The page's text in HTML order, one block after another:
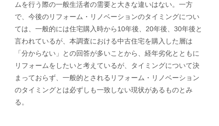
ムを行う際の一般生活者の需要と大きな違いはない。一方
で、今後のリフォーム・リノベーションのタイミングについ
ては、一般的には住宅購入時から10年後、20年後、30年後と
言われているが、本調査における中古住宅を購入した層は
「分からない」との回答が多いことから、経年劣化とともに
リフォームをしたいと考えているが、タイミングについて決
まっておらず、一般的とされるリフォーム・リノベーション
のタイミングとは必ずしも一致しない現状があるものとみ
る。